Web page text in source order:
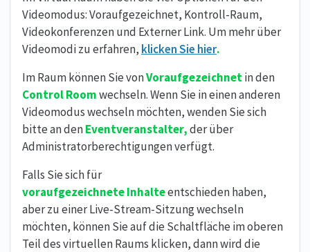
Videomodus: Voraufgezeichnet, Kontroll-Raum,
Videokonferenzen und Externer Link. Um mehr über
Videomodi zu erfahren, klicken Sie hier.
Im Raum können Sie vonVoraufgezeichnetin den
Control Roomwechseln. Wenn Sie in einen anderen
Videomodus wechseln möchten, wenden Sie sich
bitte an denEventveranstalter,der über
Administratorberechtigungen verfügt.
Falls Sie sich für
voraufgezeichneteInhalteentschieden haben,
aber zu einer Live-Stream-Sitzung wechseln
möchten, können Sie auf die Schaltfläche im oberen
Teil des virtuellen Raums klicken, dann wird die